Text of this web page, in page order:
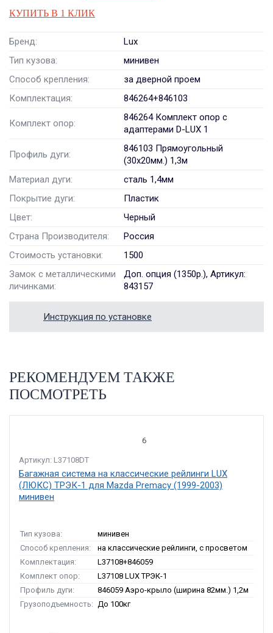
КУПИТЬ В 1 КЛИК
Бренд:
Lux
Тип кузова:
минивен
Способ крепления:
за дверной проем
Комплектация:
846264+846103
Комплект опор:
846264 Комплект опор с
адаптерами D-LUX 1
Профиль дуги:
846103 Прямоугольный
(30x20мм.) 1,3м
Материал дуги:
сталь 1,4мм
Покрытие дуги:
Пластик
Цвет:
Черный
Страна Производителя:
Россия
Стоимость установки:
1500
Замок с металлическими
личинками:
Доп. опция (1350р.), Артикул:
843157
Инструкция по установке
РЕКОМЕНДУЕМ ТАКЖЕ
ПОСМОТРЕТЬ
6
Артикул: L37108DT
Багажная система на классические рейлинги LUX
(ЛЮКС) ТРЭК-1 для Mazda Premacy (1999-2003)
минивен
Тип кузова:
минивен
Способ крепления:
на классические рейлинги, с просветом
Комплектация:
L37108+846059
Комплект опор:
L37108 LUX ТРЭК-1
Профиль дуги:
846059 Аэро-крыло (ширина 82мм.) 1,2м
Грузоподъемность: До 100кг